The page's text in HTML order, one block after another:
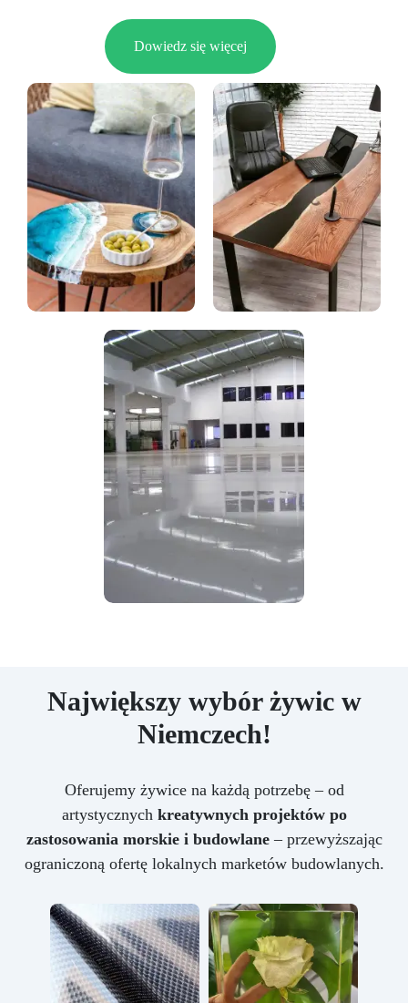
Dowiedz się więcej
Największy wybór żywic w
Niemczech!
Oferujemy żywice na każdą potrzebę – od
artystycznych kreatywnych projektów po
zastosowania morskie i budowlane– przewyższając
ograniczoną ofertę lokalnych marketów budowlanych.